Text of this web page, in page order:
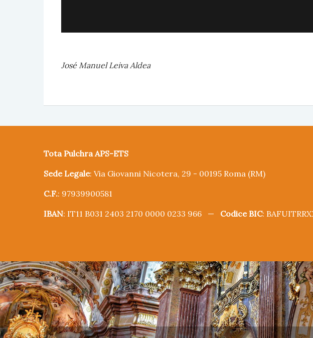
José Manuel Leiva Aldea
Tota Pulchra APS-ETS
Sede Legale: Via Giovanni Nicotera, 29 - 00195 Roma (RM)
C.F.: 97939900581
IBAN: IT11 B031 2403 2170 0000 0233 966 — Codice BIC: